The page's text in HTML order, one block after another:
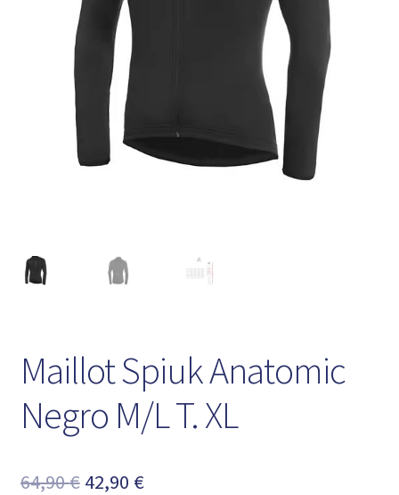
Maillot Spiuk Anatomic
Negro M/L T. XL
64,90€ El
42,90 €El